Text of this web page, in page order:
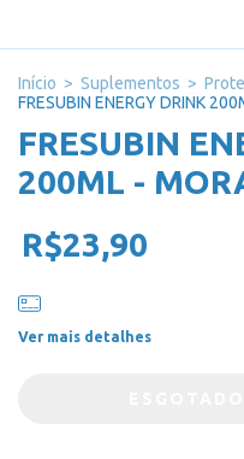
Início > Suplementos >
FRESUBIN ENERGY DRINK
FRESUBIN
200ML -
R$23,90
Ver mais detalhes